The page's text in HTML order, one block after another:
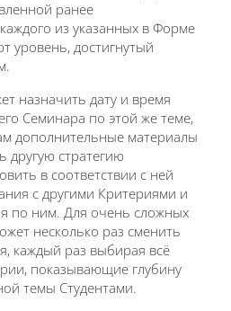
ранее
из указанных в Форме
уровень, достигнутый
назначить дату и время
Семинара по этой же теме,
дополнительные материалы
другую стратегию
в соответствии с ней
с другими Критериями и
по ним. Для очень сложных
несколько раз сменить
каждый раз выбирая всё
показывающие глубину
темы Студентами.